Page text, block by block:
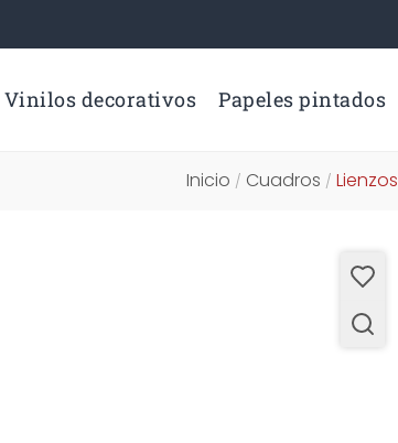
Vinilos decorativos Papeles pintados
Inicio / Cuadros / Lienzos